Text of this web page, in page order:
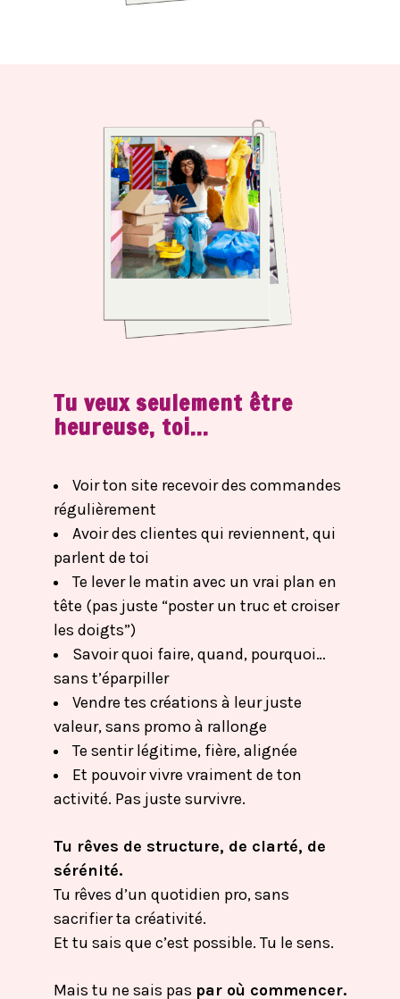
Tu veux seulement être
heureuse, toi...
Voir ton site recevoir des commandes
régulièrement
Avoir des clientes qui reviennent, qui
parlent de toi
Te lever le matin avec un vrai plan en
tête (pas juste “poster un truc et croiser
les doigts”)
Savoir quoi faire, quand, pourquoi…
sans t’éparpiller
Vendre tes créations à leur juste
valeur, sans promo à rallonge
Te sentir légitime, fière, alignée
Et pouvoir vivre vraiment de ton
activité. Pas juste survivre.
Tu rêves de structure, de clarté, de
sérénité.
Tu rêves d’un quotidien pro, sans
sacrifier ta créativité.
Et tu sais que c’est possible. Tu le sens.
Mais tu ne sais pas par où commencer.